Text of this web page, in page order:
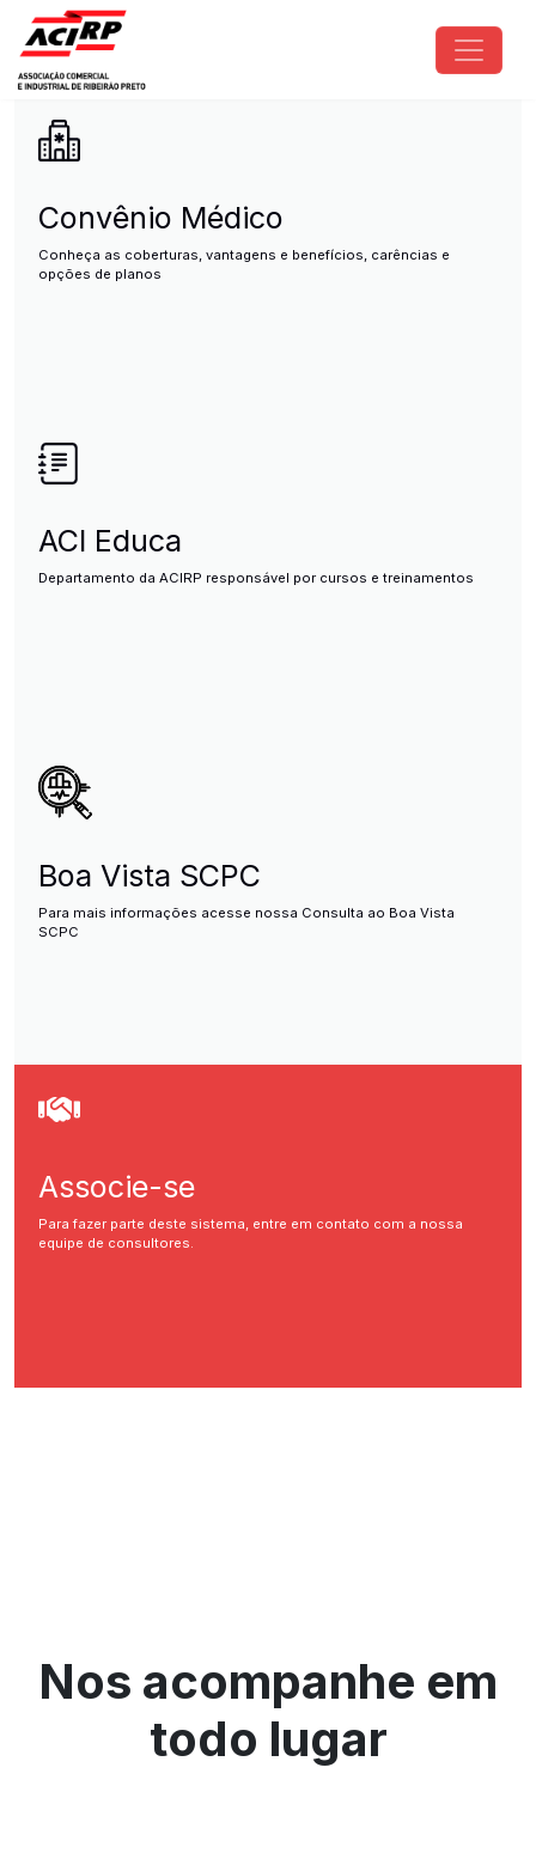
Pular para o conteúdo principal
ACIRP - Associação Comercial
Convênio Médico
Conheça as coberturas, vantagens e benefícios, carências e
opções de planos
ACI Educa
Departamento da ACIRP responsável por cursos e treinamentos
Boa Vista SCPC
Para mais informações acesse nossa Consulta ao Boa Vista
SCPC
Associe-se
Para fazer parte deste sistema, entre em contato com a nossa
equipe de consultores.
Nos acompanhe em
todo lugar